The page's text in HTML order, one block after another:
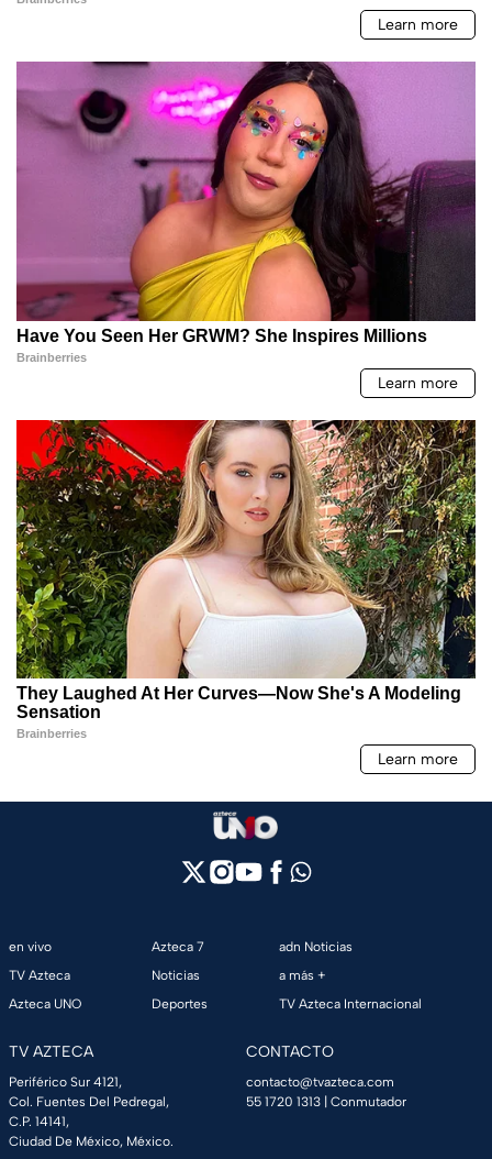
en vivo
TV Azteca
Azteca UNO
Azteca 7
Noticias
Deportes
adn Noticias
a más +
TV Azteca Internacional
TV AZTECA
Periférico Sur 4121,
Col. Fuentes Del Pedregal,
C.P. 14141,
Ciudad De México, México.
CONTACTO
contacto@tvazteca.com
55 1720 1313 | Conmutador